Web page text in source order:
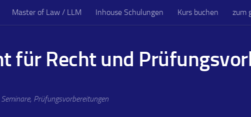
Master of Law / LLM Inhouse Schulungen Kurs buchen zum
für Recht und
Prüfungsvorbereitungen